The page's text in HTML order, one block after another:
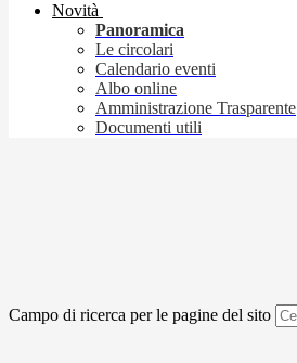
Novità
Panoramica
Le circolari
Calendario eventi
Albo online
Amministrazione Trasparente
Documenti utili
Campo di ricerca per le pagine del sito